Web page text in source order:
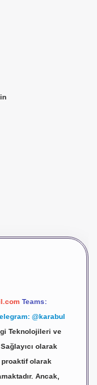
Teams:
@karabul
Teknolojileri ve
olarak
olarak
Ancak,